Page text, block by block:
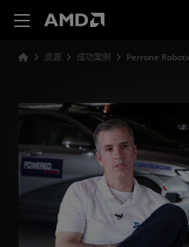
资源 成功案例 Perrone